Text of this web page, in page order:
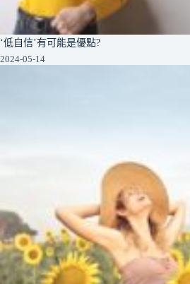
‘低自信’有可能是優點?
2024-05-14